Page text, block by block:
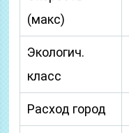
(макс)
Экологич.
класс
Расход город